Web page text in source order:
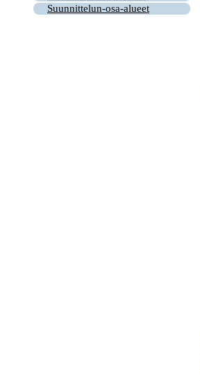
Suunnittelun-osa-alueet